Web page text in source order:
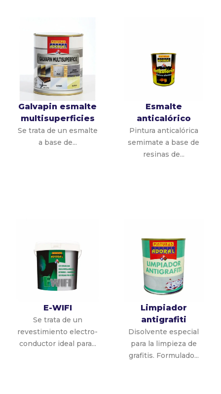
Galvapin esmalte
multisuperficies
Se trata de un esmalte
a base de...
Esmalte
anticalórico
Pintura anticalórica
semimate a base de
resinas de...
E-WIFI
Se trata de un
revestimiento electro-
conductor ideal para...
Limpiador
antigrafiti
Disolvente especial
para la limpieza de
grafitis. Formulado...